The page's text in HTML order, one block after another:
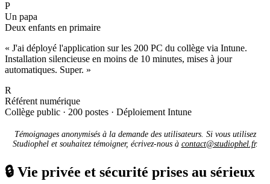
P
Un papa
Deux enfants en primaire
« J'ai déployé l'application sur les 200 PC du collège via Intune.
Installation silencieuse en moins de 10 minutes, mises à jour
automatiques. Super. »
R
Référent numérique
Collège public · 200 postes · Déploiement Intune
Témoignages anonymisés à la demande des utilisateurs. Si vous utilisez
Studiophel et souhaitez témoigner, écrivez-nous à contact@studiophel.fr.
🔒 Vie privée et sécurité prises au sérieux